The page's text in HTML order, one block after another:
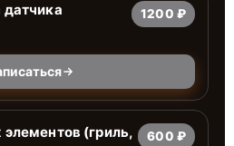
1200 ₽
(гриль,
600 ₽